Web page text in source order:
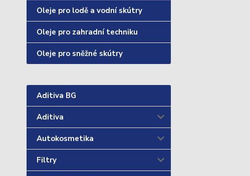
Oleje pro lodě a vodní skútry
Oleje pro zahradní techniku
Oleje pro sněžné skútry
Aditiva BG
Aditiva
Autokosmetika
Filtry